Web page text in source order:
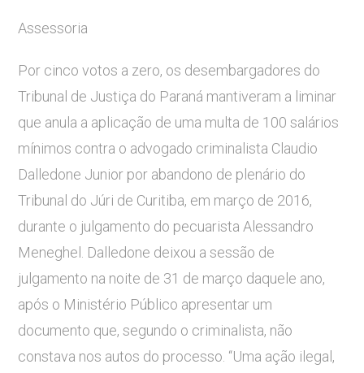
Assessoria
Por cinco votos a zero, os desembargadores do
Tribunal de Justiça do Paraná mantiveram a liminar
que anula a aplicação de uma multa de 100 salários
mínimos contra o advogado criminalista Claudio
Dalledone Junior por abandono de plenário do
Tribunal do Júri de Curitiba, em março de 2016,
durante o julgamento do pecuarista Alessandro
Meneghel. Dalledone deixou a sessão de
julgamento na noite de 31 de março daquele ano,
após o Ministério Público apresentar um
documento que, segundo o criminalista, não
constava nos autos do processo. “Uma ação ilegal,